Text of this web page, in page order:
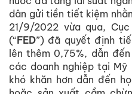
dân gửi tiền tiết kiệm
21/9/2022 vừa qua,
(“FED”) đã quyết định
lên thêm 0,75%, dẫn
các doanh nghiệp tại
khó khăn hơn dẫn đến